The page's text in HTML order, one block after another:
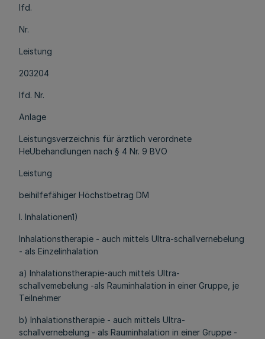
lfd.
Nr.
Leistung
203204
lfd. Nr.
Anlage
Leistungsverzeichnis für ärztlich verordnete
HeUbehandlungen nach § 4 Nr. 9 BVO
Leistung
beihilfefähiger Höchstbetrag DM
I. Inhalationen1)
Inhalationstherapie - auch mittels Ultra-schallvernebelung
- als Einzelinhalation
a) Inhalationstherapie-auch mittels Ultra-
schallvemebelung -als Rauminhalation in einer Gruppe, je
Teilnehmer
b) Inhalationstherapie - auch mittels Ultra-
schallvernebelung - als Rauminhalation in einer Gruppe -